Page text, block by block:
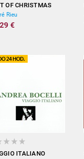
OF CHRISTMAS
Rieu
€
ITALIANO